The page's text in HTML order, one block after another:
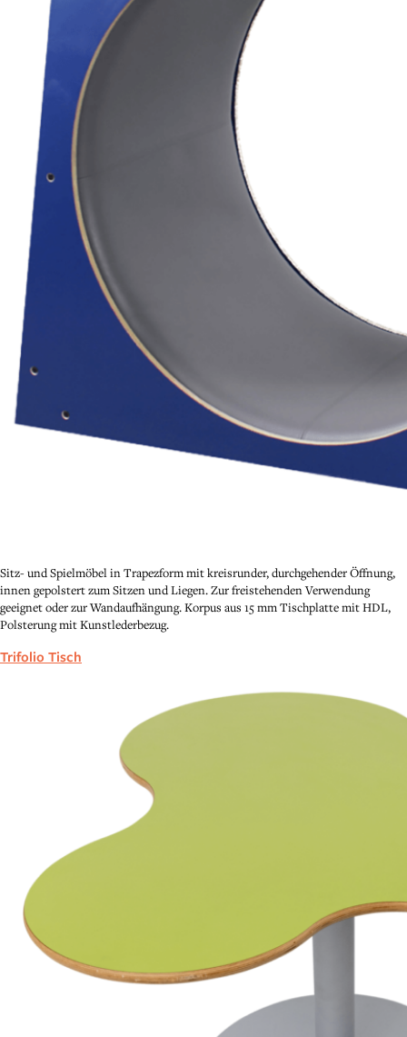
Sitz- und Spielmöbel in Trapezform mit kreisrunder, durchgehender Öffnung,
innen gepolstert zum Sitzen und Liegen. Zur freistehenden Verwendung
geeignet oder zur Wandaufhängung. Korpus aus 15 mm Tischplatte mit HDL,
Polsterung mit Kunstlederbezug.
Trifolio Tisch